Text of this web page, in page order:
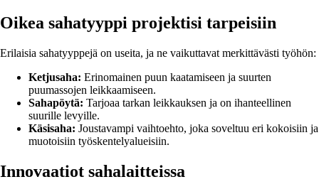
Oikea sahatyyppi projektisi tarpeisiin
Erilaisia sahatyyppejä on useita, ja ne vaikuttavat merkittävästi työhön:
Ketjusaha: Erinomainen puun kaatamiseen ja suurten
puumassojen leikkaamiseen.
Sahapöytä: Tarjoaa tarkan leikkauksen ja on ihanteellinen
suurille levyille.
Käsisaha: Joustavampi vaihtoehto, joka soveltuu eri kokoisiin ja
muotoisiin työskentelyalueisiin.
Innovaatiot sahalaitteissa